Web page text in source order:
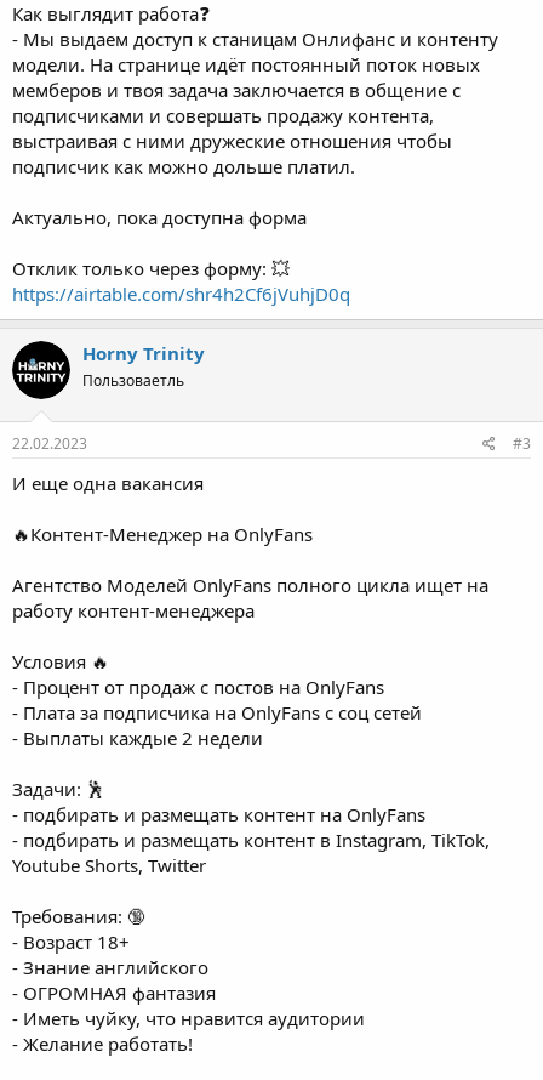
Как выглядит работа❓
- Мы выдаем доступ к станицам Онлифанс и контенту
модели. На странице идёт постоянный поток новых
мемберов и твоя задача заключается в общение с
подписчиками и совершать продажу контента,
выстраивая с ними дружеские отношения чтобы
подписчик как можно дольше платил.
Актуально, пока доступна форма
Отклик только через форму: 💥
https://airtable.com/shr4h2Cf6jVuhjD0q
Horny Trinity
Пользоваетль
22.02.2023 #3
И еще одна вакансия
🔥Контент-Менеджер на OnlyFans
Агентство Моделей OnlyFans полного цикла ищет на
работу контент-менеджера
Условия 🔥
- Процент от продаж с постов на OnlyFans
- Плата за подписчика на OnlyFans с соц сетей
- Выплаты каждые 2 недели
Задачи: 🕺
- подбирать и размещать контент на OnlyFans
- подбирать и размещать контент в Instagram, TikTok,
Youtube Shorts, Twitter
Требования: 🔞
- Возраст 18+
- Знание английского
- ОГРОМНАЯ фантазия
- Иметь чуйку, что нравится аудитории
- Желание работать!